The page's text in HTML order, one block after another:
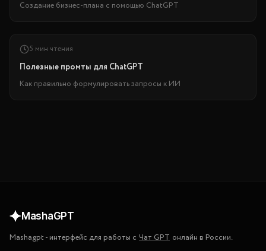
Создание бизнес-плана с помощью ChatGPT
5 мин чтения
Полезные промты для ChatGPT
Как правильно формулировать запросы к ИИ
MashaGPT
Mashagpt - интерфейс для работы с Чат GPT онлайн в России.